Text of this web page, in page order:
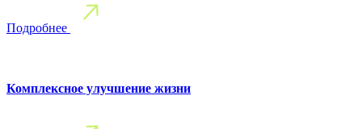
Подробнее
Комплексное улучшение жизни